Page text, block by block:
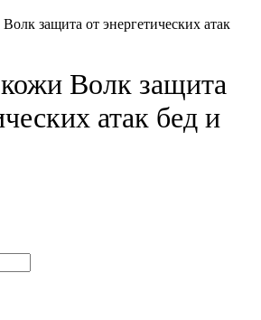
защита от энергетических атак
кожи Волк защита
атак бед и